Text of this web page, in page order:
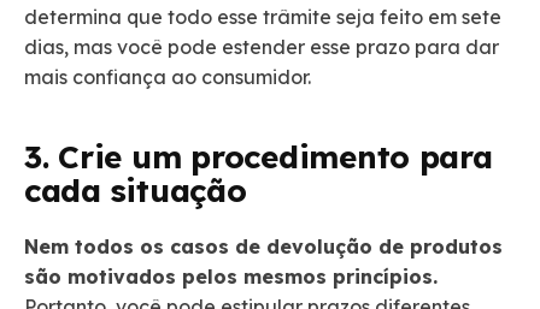
determina que todo esse trâmite seja feito em sete
dias, mas você pode estender esse prazo para dar
mais confiança ao consumidor.
3. Crie um procedimento para
cada situação
Nem todos os casos de devolução de produtos
são motivados pelos mesmos princípios.